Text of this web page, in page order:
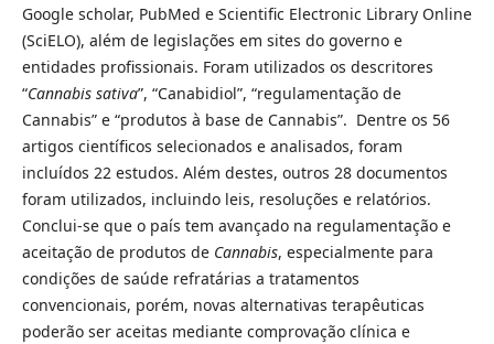
Google scholar, PubMed e Scientific Electronic Library Online
(SciELO), além de legislações em sites do governo e
entidades profissionais. Foram utilizados os descritores
“Cannabis sativa”, “Canabidiol”, “regulamentação de
Cannabis” e “produtos à base de Cannabis”. Dentre os 56
artigos científicos selecionados e analisados, foram
incluídos 22 estudos. Além destes, outros 28 documentos
foram utilizados, incluindo leis, resoluções e relatórios.
Conclui-se que o país tem avançado na regulamentação e
aceitação de produtos de Cannabis, especialmente para
condições de saúde refratárias a tratamentos
convencionais, porém, novas alternativas terapêuticas
poderão ser aceitas mediante comprovação clínica e